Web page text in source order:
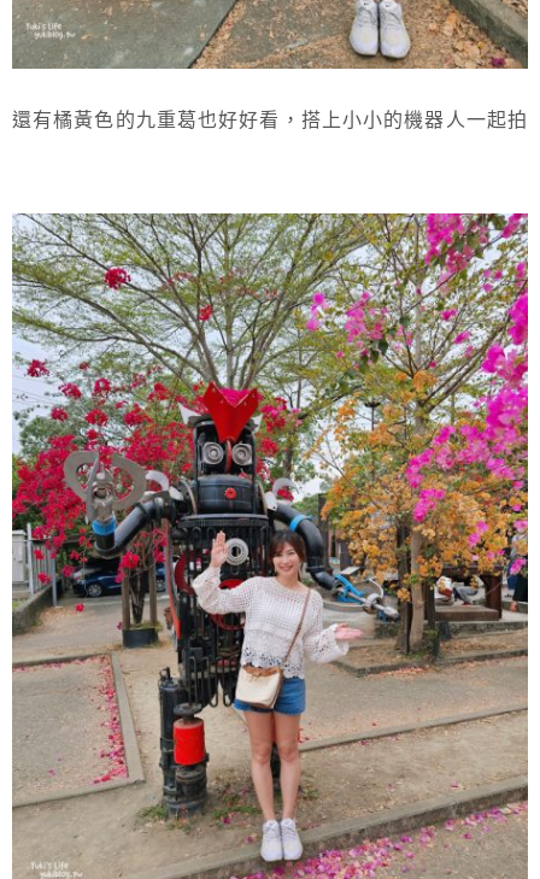
還有橘黃色的九重葛也好好看，搭上小小的機器人一起拍